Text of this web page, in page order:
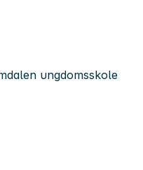
ungdomsskole